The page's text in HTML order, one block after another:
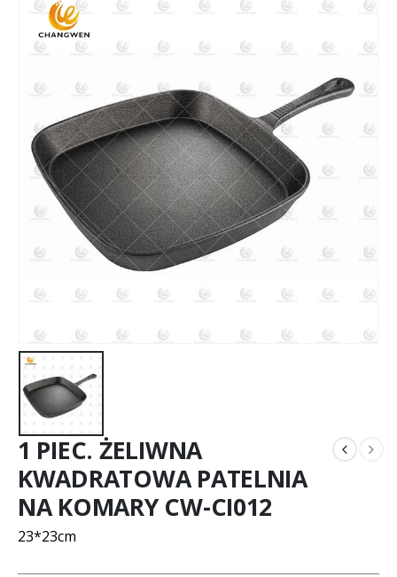
1 PIEC. ŻELIWNA
KWADRATOWA PATELNIA
NA KOMARY CW-CI012
23*23cm